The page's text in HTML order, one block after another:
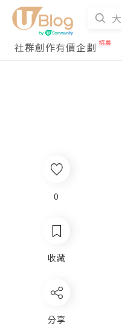
社群創作有價企劃
0
收藏
分享